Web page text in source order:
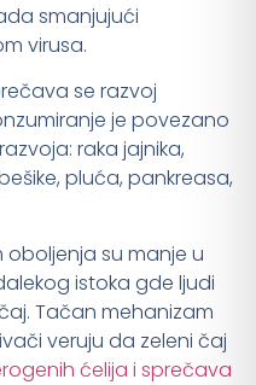
smanjujući
virusa.
se razvoj
je povezano
raka jajnika,
pluća, pankreasa,
su manje u
istoka gde ljudi
Tačan mehanizam
veruju da zeleni čaj
ćelija i sprečava